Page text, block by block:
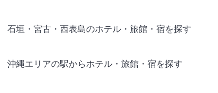
石垣・宮古・西表島のホテル・旅館・宿を探す
沖縄エリアの駅からホテル・旅館・宿を探す